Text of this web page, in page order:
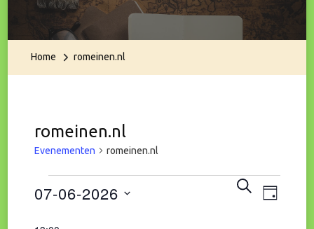
Home romeinen.nl
romeinen.nl
Evenementen romeinen.nl
Evenementen
ZOEKEN
DAG
07-06-2026